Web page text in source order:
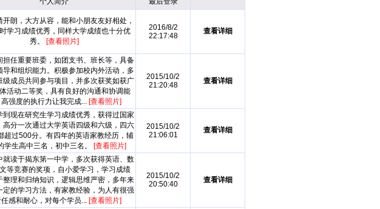
开朗，大方从容，能和小朋友友好相处，
学习成绩优秀，同样大学成绩也十分优
秀。
[查看照片]
2016/8/2
22:17:48
查看详细
担任重要班委，如团支书、班长等，具备
导和组织能力。积极参加校内外活动，多
级成员共同参与项目，并多次获奖如获广
活动二等奖，具有良好的沟通和协调能
高强度的执行力让我完成... [查看照片]
2015/10/2
21:20:48
查看详细
到现在研究生学习成绩优秀，获得过国家
高分一次通过大学英语四级和六级，四六
超过500分。有四年的英语家教经历，辅
学生高中三名，初中三名。
[查看照片]
2015/10/2
21:06:01
查看详细
就读于揭东第一中学，多次获得英语、数
等竞赛的奖项，自小爱学习，学习成绩
整理和归纳知识，逻辑思维严密，多年来
定的学习方法，有家教经验，为人有很强
感和耐心，对每个学员... [查看照片]
2015/10/2
20:50:40
查看详细